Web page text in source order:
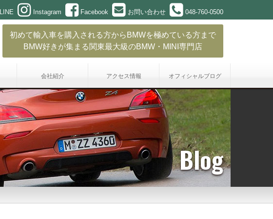
LINE Instagram Facebook お問い合わせ 048-760-0500
初めて輸入車を購入される方からBMWを極めている方まで
BMW好きが集まる関東最大級のBMW・MINI専門店
会社紹介 アクセス情報 オフィシャルブログ
Blog